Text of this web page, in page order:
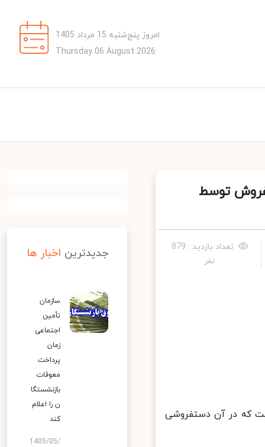
امروز پنج‌شنبه 15 مرداد 1405
Thursday 06 August 2026
توسط
تعداد بازدید : 879
نفر
که در آن دستفروشی
جدیدترین اخبار ها
سازمان
تأمین
اجتماعی
زمان
پرداخت
معوقات
بازنشستگا
ن را اعلام
کند
1405/05/